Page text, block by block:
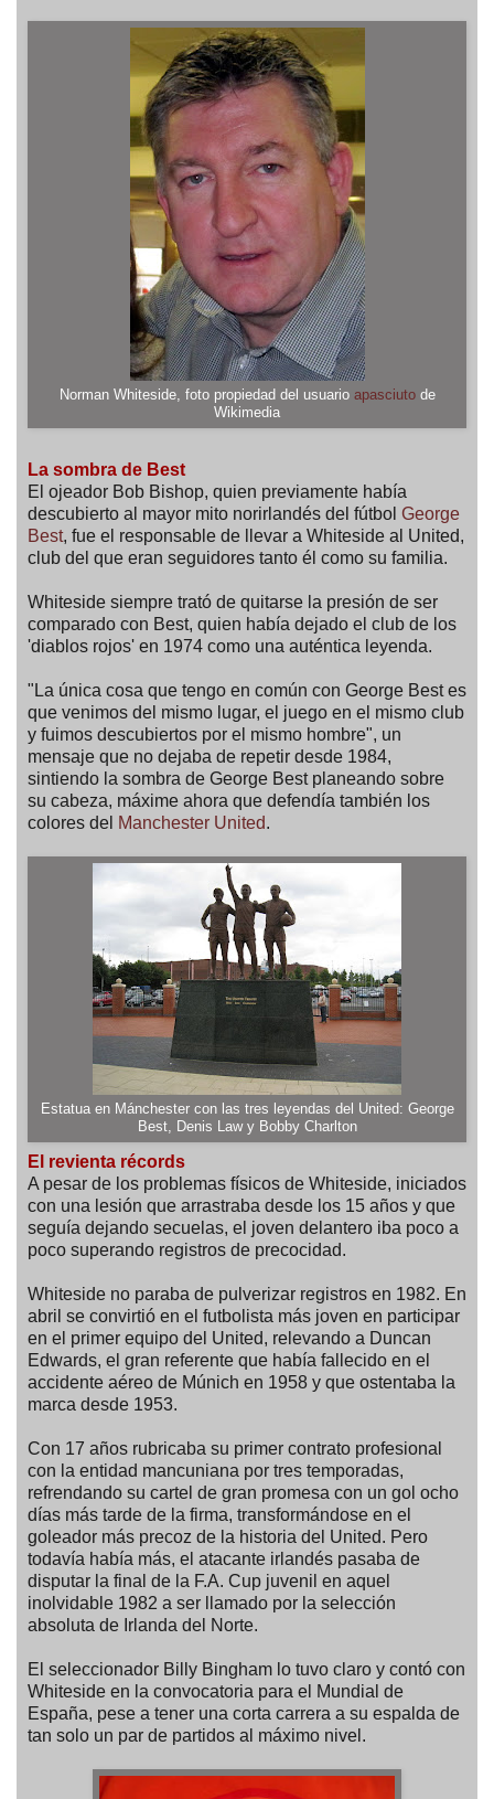
Norman Whiteside, foto propiedad del usuarioapasciutode
Wikimedia
La sombra de Best
El ojeador Bob Bishop, quien previamente había
descubierto al mayor mito norirlandés del fútbol George
Best, fue el responsable de llevar a Whiteside al United,
club del que eran seguidores tanto él como su familia.
Whiteside siempre trató de quitarse la presión de ser
comparado con Best, quien había dejado el club de los
'diablos rojos' en 1974 como una auténtica leyenda.
"La única cosa que tengo en común con George Best es
que venimos del mismo lugar, el juego en el mismo club
y fuimos descubiertos por el mismo hombre", un
mensaje que no dejaba de repetir desde 1984,
sintiendo la sombra de George Best planeando sobre
su cabeza, máxime ahora que defendía también los
colores del Manchester United.
Estatua en Mánchester con las tres leyendas del United: George
Best, Denis Law y Bobby Charlton
El revienta récords
A pesar de los problemas físicos de Whiteside, iniciados
con una lesión que arrastraba desde los 15 años y que
seguía dejando secuelas, el joven delantero iba poco a
poco superando registros de precocidad.
Whiteside no paraba de pulverizar registros en 1982. En
abril se convirtió en el futbolista más joven en participar
en el primer equipo del United, relevando a Duncan
Edwards, el gran referente que había fallecido en el
accidente aéreo de Múnich en 1958 y que ostentaba la
marca desde 1953.
Con 17 años rubricaba su primer contrato profesional
con la entidad mancuniana por tres temporadas,
refrendando su cartel de gran promesa con un gol ocho
días más tarde de la firma, transformándose en el
goleador más precoz de la historia del United. Pero
todavía había más, el atacante irlandés pasaba de
disputar la final de la F.A. Cup juvenil en aquel
inolvidable 1982 a ser llamado por la selección
absoluta de Irlanda del Norte.
El seleccionador Billy Bingham lo tuvo claro y contó con
Whiteside en la convocatoria para el Mundial de
España, pese a tener una corta carrera a su espalda de
tan solo un par de partidos al máximo nivel.